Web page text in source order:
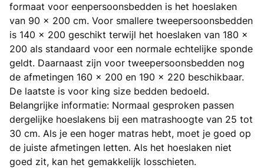
formaat voor eenpersoonsbedden is het hoeslaken
van 90 x 200 cm. Voor smallere tweepersoonsbedden
is 140 x 200 geschikt terwijl het hoeslaken van 180 x
200 als standaard voor een normale echtelijke sponde
geldt. Daarnaast zijn voor tweepersoonsbedden nog
de afmetingen 160 x 200 en 190 x 220 beschikbaar.
De laatste is voor king size bedden bedoeld.
Belangrijke informatie: Normaal gesproken passen
dergelijke hoeslakens bij een matrashoogte van 25 tot
30 cm. Als je een hoger matras hebt, moet je goed op
de juiste afmetingen letten. Als het hoeslaken niet
goed zit, kan het gemakkelijk losschieten.